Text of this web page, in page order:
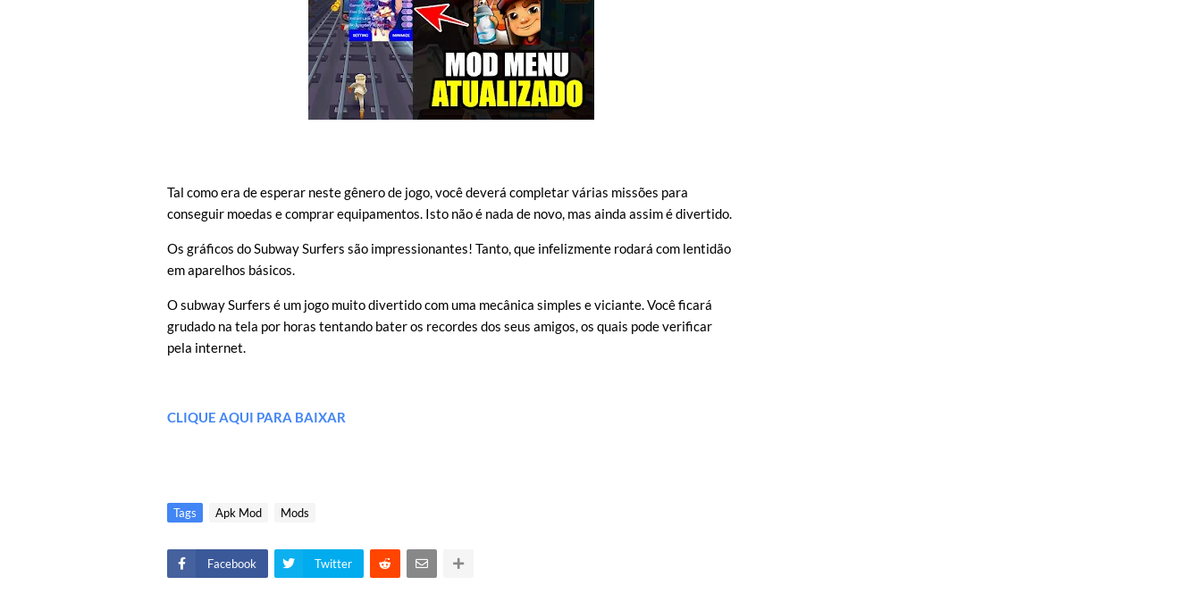
Tal como era de esperar neste gênero de jogo, você deverá completar várias missões para
conseguir moedas e comprar equipamentos. Isto não é nada de novo, mas ainda assim é divertido.
Os gráficos do Subway Surfers são impressionantes! Tanto, que infelizmente rodará com lentidão
em aparelhos básicos.
O subway Surfers é um jogo muito divertido com uma mecânica simples e viciante. Você ficará
grudado na tela por horas tentando bater os recordes dos seus amigos, os quais pode verificar
pela internet.
CLIQUE AQUI PARA BAIXAR
Tags Apk Mod Mods
Facebook Twitter